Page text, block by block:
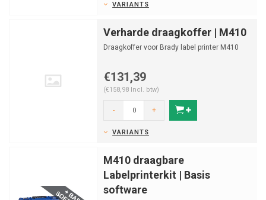
VARIANTS
Verharde draagkoffer | M410
Draagkoffer voor Brady label printer M410
€131,39
(€158,98 Incl. btw)
- +
VARIANTS
M410 draagbare
Labelprinterkit | Basis
software